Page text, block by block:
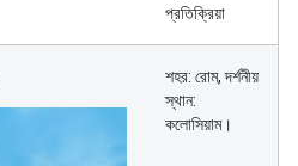
প্রতিক্রিয়া
শহর: রোম, দর্শনীয়
স্থান:
কলোসিয়াম।